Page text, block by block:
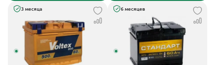
3 месяца 6 месяцев